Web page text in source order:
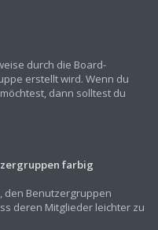
durch die Board-
erstellt wird. Wenn du
dann solltest du
farbig
den Benutzergruppen
deren Mitglieder leichter zu